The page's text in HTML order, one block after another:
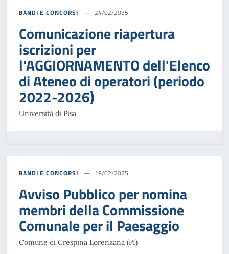
BANDI E CONCORSI 24/02/2025
Comunicazione riapertura
iscrizioni per
l'AGGIORNAMENTO dell'Elenco
di Ateneo di operatori (periodo
2022-2026)
Università di Pisa
BANDI E CONCORSI 19/02/2025
Avviso Pubblico per nomina
membri della Commissione
Comunale per il Paesaggio
Comune di Crespina Lorenzana (PI)